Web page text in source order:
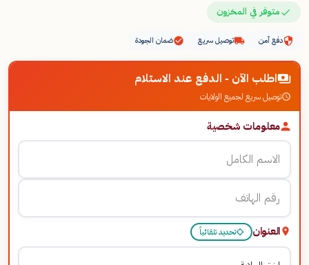
متوفر في المخزون
دفع آمن توصيل سريع ضمان الجودة
اطلب الآن - الدفع عند الاستلام
توصيل سريع لجميع الولايات
معلومات شخصية
العنوان تحديد تلقائياً